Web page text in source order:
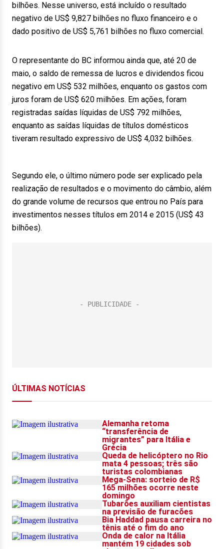
bilhões. Nesse universo, está incluído o resultado
negativo de US$ 9,827 bilhões no fluxo financeiro e o
dado positivo de US$ 5,761 bilhões no fluxo comercial.
O representante do BC informou ainda que, até 20 de
maio, o saldo de remessa de lucros e dividendos ficou
negativo em US$ 532 milhões, enquanto os gastos com
juros foram de US$ 620 milhões. Em ações, foram
registradas saídas líquidas de US$ 792 milhões,
enquanto as saídas líquidas de títulos domésticos
tiveram resultado expressivo de US$ 4,032 bilhões.
Segundo ele, o último número pode ser explicado pela
realização de resultados e o movimento do câmbio, além
do grande volume de recursos que entrou no País para
investimentos nesses títulos em 2014 e 2015 (US$ 43
bilhões).